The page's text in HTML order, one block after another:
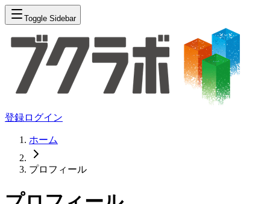
Toggle Sidebar
登録ログイン
ホーム
プロフィール